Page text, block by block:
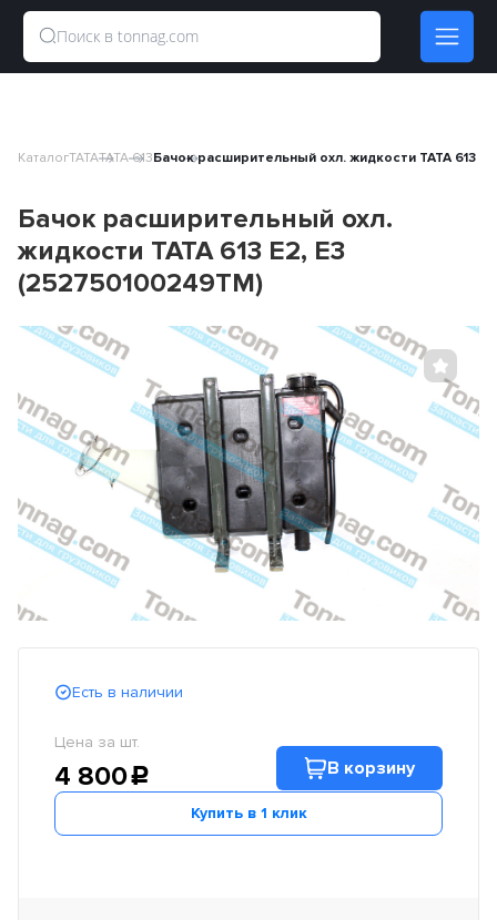
КаталогTATATATA 613Бачок расширительный охл. жидкости TATA 613
Бачок расширительный охл.
жидкости TATA 613 E2, E3
(252750100249TM)
Есть в наличии
Цена за шт.
4 800c В корзину
Купить в 1 клик